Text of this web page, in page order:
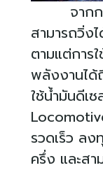
จาก
สามารถวิ่ง
ตามแต่การ
พลังงานได้
ใช้น้ำมันดีเ
รวดเร็ว ลง
ครึ่ง และสา